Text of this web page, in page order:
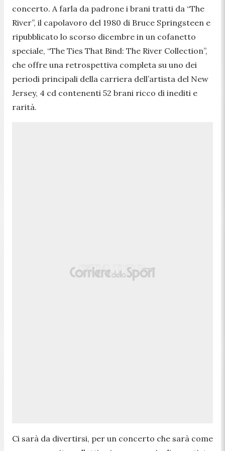
concerto. A farla da padrone i brani tratti da “The
River”, il capolavoro del 1980 di Bruce Springsteen e
ripubblicato lo scorso dicembre in un cofanetto
speciale, “The Ties That Bind: The River Collection”,
che offre una retrospettiva completa su uno dei
periodi principali della carriera dell’artista del New
Jersey, 4 cd contenenti 52 brani ricco di inediti e
rarità.
Ci sarà da divertirsi, per un concerto che sarà come